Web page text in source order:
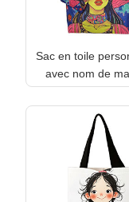
Sac en toile
avec nom de